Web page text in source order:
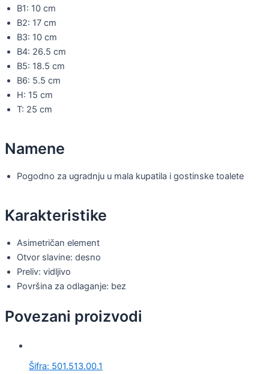
B1: 10 cm
B2: 17 cm
B3: 10 cm
B4: 26.5 cm
B5: 18.5 cm
B6: 5.5 cm
H: 15 cm
T: 25 cm
Namene
Pogodno za ugradnju u mala kupatila i gostinske toalete
Karakteristike
Asimetričan element
Otvor slavine: desno
Preliv: vidljivo
Površina za odlaganje: bez
Povezani proizvodi
Šifra: 501.513.00.1